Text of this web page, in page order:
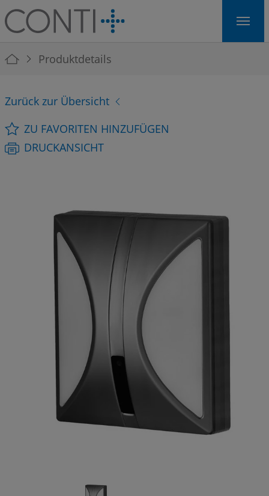
Skip to main navigation
Skip to main content
Skip to page footer
You are here:
Produktdetails
Zurück zur Übersicht
ZU FAVORITEN HINZUFÜGEN
DRUCKANSICHT